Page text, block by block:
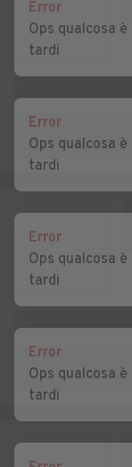
Vitale
Auto usate
Auto usate
Auto usate
Auto usate
d'Adige
Auto usate
Auto usate
Nicolò
Auto usate
Auto usate
Error
Ops qualcosa
tardi
Error
Ops qualcosa
tardi
Error
Ops qualcosa
tardi
Error
Ops qualcosa
tardi